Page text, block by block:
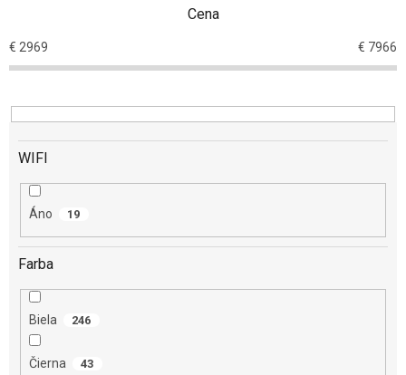
e
p
r
d
Cena
€ 2969 € 7966
Farba
Biela 246
Čierna 43
WIFI
Áno 19